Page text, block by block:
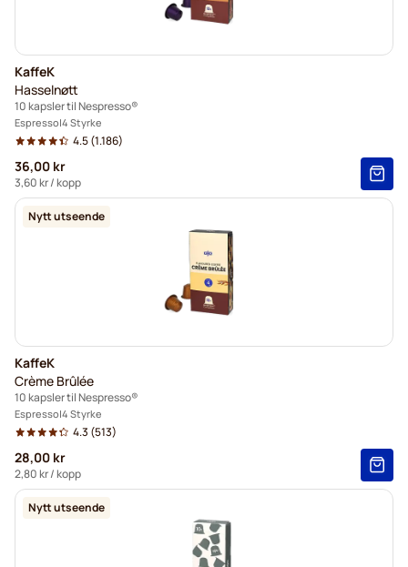
KaffeK
Hasselnøtt
10 kapsler til Nespresso®
Espresso 4 Styrke
4.5(1.186)
36,00 kr
3,60 kr/ kopp
Nytt utseende
KaffeK
Crème Brûlée
10 kapsler til Nespresso®
Espresso 4 Styrke
4.3 (513)
28,00 kr
2,80 kr/ kopp
Nytt utseende